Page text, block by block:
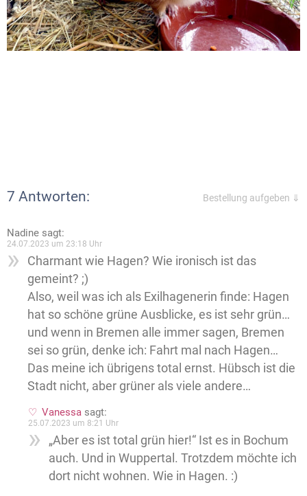
7 Antworten: Bestellung aufgeben ⇓
Nadine sagt:
24.07.2023 um 23:18 Uhr
Charmant wie Hagen? Wie ironisch ist das
gemeint? ;)
Also, weil was ich als Exilhagenerin finde: Hagen
hat so schöne grüne Ausblicke, es ist sehr grün…
und wenn in Bremen alle immer sagen, Bremen
sei so grün, denke ich: Fahrt mal nach Hagen…
Das meine ich übrigens total ernst. Hübsch ist die
Stadt nicht, aber grüner als viele andere…
Vanessa sagt:
25.07.2023 um 8:21 Uhr
„Aber es ist total grün hier!“ Ist es in Bochum
auch. Und in Wuppertal. Trotzdem möchte ich
dort nicht wohnen. Wie in Hagen. :)